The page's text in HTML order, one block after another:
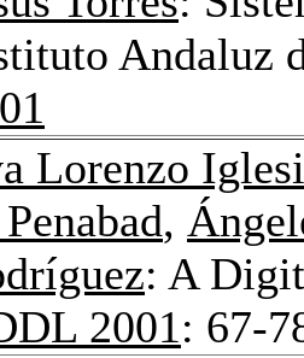
Andaluz
Lorenzo
,
: A
2001: 67-